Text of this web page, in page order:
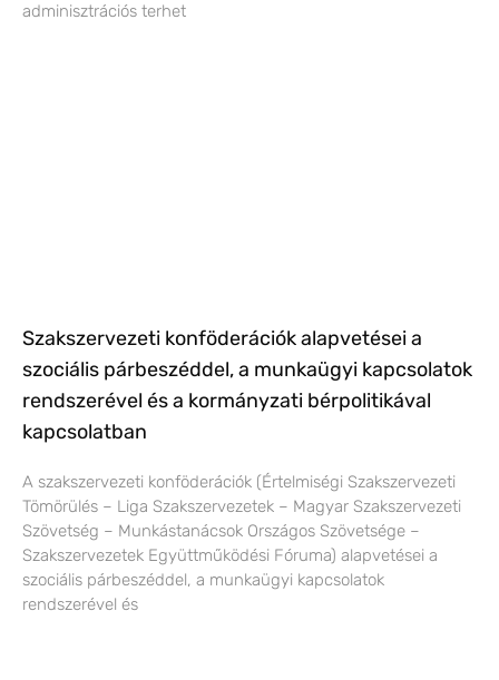
adminisztrációs terhet
Szakszervezeti konföderációk alapvetései a
szociális párbeszéddel, a munkaügyi kapcsolatok
rendszerével és a kormányzati bérpolitikával
kapcsolatban
A szakszervezeti konföderációk (Értelmiségi Szakszervezeti
Tömörülés – Liga Szakszervezetek – Magyar Szakszervezeti
Szövetség – Munkástanácsok Országos Szövetsége –
Szakszervezetek Együttműködési Fóruma) alapvetései a
szociális párbeszéddel, a munkaügyi kapcsolatok
rendszerével és